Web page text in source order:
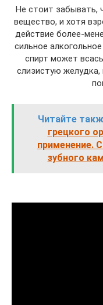
Не стоит забывать,
вещество, и хотя
действие более-
сильное
спирт может
слизистую желудка,
Читайте
грецкого
применение.
зубного